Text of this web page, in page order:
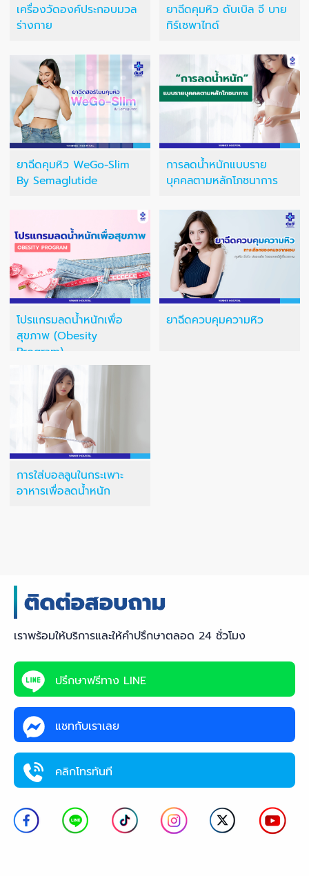
เครื่องวัดองค์ประกอบมวล
ร่างกาย
ยาฉีดคุมหิว ดับเบิล จี บาย
ทิร์เซพาไทด์
ยาฉีดคุมหิว WeGo-Slim
By Semaglutide
การลดน้ำหนักแบบราย
บุคคลตามหลักโภชนาการ
โปรแกรมลดน้ำหนักเพื่อ
สุขภาพ (Obesity
Program)
ยาฉีดควบคุมความหิว
การใส่บอลลูนในกระเพาะ
อาหารเพื่อลดน้ำหนัก
เราพร้อมให้บริการและให้คำปรึกษาตลอด 24 ชั่วโมง
ปรึกษาฟรีทาง LINE
แชทกับเราเลย
คลิกโทรทันที